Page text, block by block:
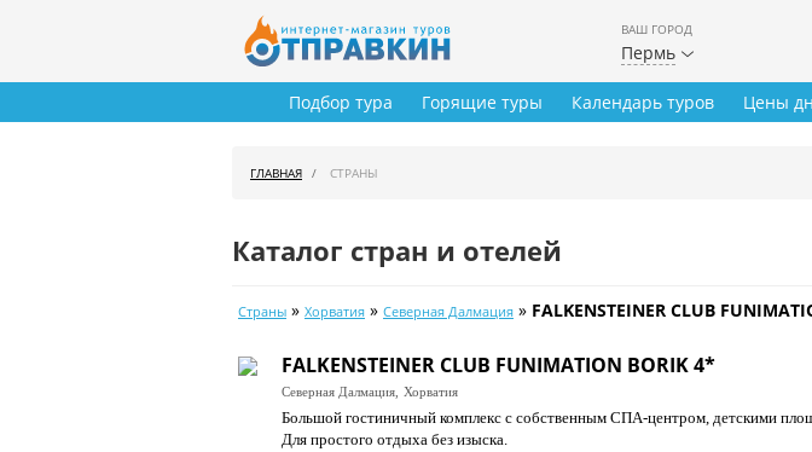
ВАШ ГОРОД
Пермь
Подбор тура Горящие туры Календарь туров Цены
ГЛАВНАЯ СТРАНЫ
Каталог стран и отелей
Страны » Хорватия » Северная Далмация » FALKENSTEINER CLUB
FALKENSTEINER CLUB FUNIMATION BORIK 4*
Северная Далмация, Хорватия
Большой гостиничный комплекс с собственным СПА-центром, детскими
Для простого отдыха без изыска.